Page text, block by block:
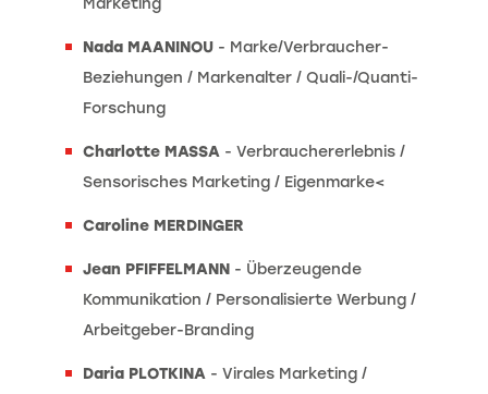
Marketing
Nada MAANINOU - Marke/Verbraucher-
Beziehungen / Markenalter / Quali-/Quanti-
Forschung
Charlotte MASSA - Verbrauchererlebnis /
Sensorisches Marketing / Eigenmarke<
Caroline MERDINGER
Jean PFIFFELMANN - Überzeugende
Kommunikation / Personalisierte Werbung /
Arbeitgeber-Branding
Daria PLOTKINA - Virales Marketing /